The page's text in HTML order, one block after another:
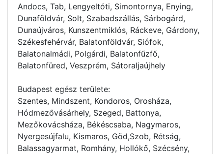
Andocs, Tab, Lengyeltóti, Simontornya, Enying,
Dunaföldvár, Solt, Szabadszállás, Sárbogárd,
Dunaújváros, Kunszentmiklós, Ráckeve, Gárdony,
Székesfehérvár, Balatonföldvár, Siófok,
Balatonalmádi, Polgárdi, Balatonfűzfő,
Balatonfüred, Veszprém, Sátoraljaújhely
Budapest egész területe:
Szentes, Mindszent, Kondoros, Orosháza,
Hódmezővásárhely, Szeged, Battonya,
Mezőkovácsháza, Békéscsaba, Nagymaros,
Nyergesújfalu, Kismaros, Göd,Szob, Rétság,
Balassagyarmat, Romhány, Hollókő, Szécsény,